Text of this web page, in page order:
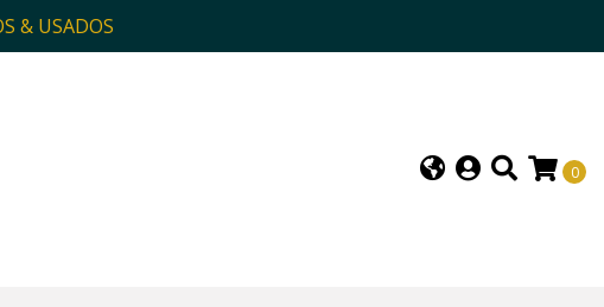
& USADOS
0